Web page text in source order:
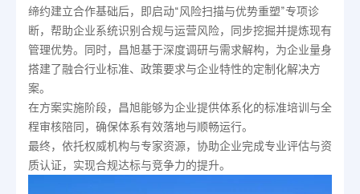
缔约建立合作基础后，即启动“风险扫描与优势重塑”专项诊
断，帮助企业系统识别合规与运营风险，同步挖掘并提炼现有
管理优势。同时，昌旭基于深度调研与需求解构，为企业量身
搭建了融合行业标准、政策要求与企业特性的定制化解决方
案。
在方案实施阶段，昌旭能够为企业提供体系化的标准培训与全
程审核陪同，确保体系有效落地与顺畅运行。
最终，依托权威机构与专家资源，协助企业完成专业评估与资
质认证，实现合规达标与竞争力的提升。